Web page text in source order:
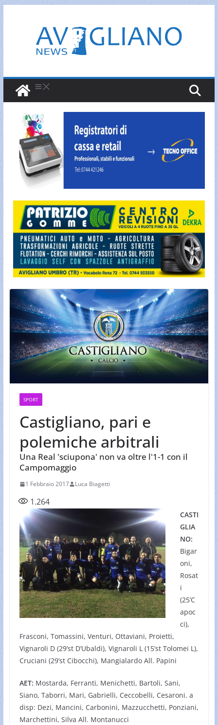
contenuto
SPORT
Castigliano, pari e
polemiche arbitrali
Una Real 'sciupona' non va oltre l'1-1 con il
Campomaggio
1 Febbraio 2017 Luca Biagetti
1.264
CASTI
GLIA
NO:
Bigar
oni,
Rosat
i
(25’C
apoc
ci),
Frasconi, Tomassini, Venturi, Ottaviani, Proietti,
Vignaroli D (29’st D’Ubaldi), Vignaroli L (15’st Tolomei L),
Cruciani (29’st Cibocchi), Mangialardo All. Papini
AET: Mostarda, Ferranti, Menichetti, Bartoli, Sani,
Siano, Taborri, Mari, Gabrielli, Ceccobelli, Cesaroni. a
disp: Dezi, Mancini, Carbonini, Mazzucchetti, Ponziani,
Marchettini, Silva All. Montanucci